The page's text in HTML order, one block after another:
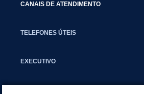
CANAIS DE ATENDIMENTO
TELEFONES ÚTEIS
EXECUTIVO